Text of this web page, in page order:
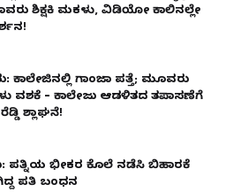
ಶಿಕ್ಷಕಿ ಮಕಳು, ವಿಡಿಯೋ ಕಾಲಿನಲ್ಲೇ
ಕಾಲೇಜಿನಲ್ಲಿ ಗಾಂಜಾ ಪತ್ತೆ; ಮೂವರು
ವಶಕ್ಕೆ – ಕಾಲೇಜು ಆಡಳಿತದ ತಪಾಸಣೆಗೆ
ಶ್ಲಾಘನೆ!
ಪತ್ನಿಯ ಭೀಕರ ಕೊಲೆ ನಡೆಸಿ ಬಿಹಾರಕ್ಕೆ
ಪತಿ ಬಂಧನ